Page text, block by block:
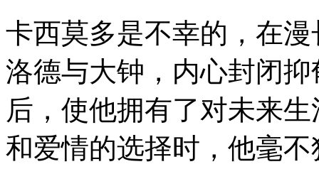
卡西莫多是不幸的，在
洛德与大钟，内心封闭
后，使他拥有了对未来
和爱情的选择时，他毫